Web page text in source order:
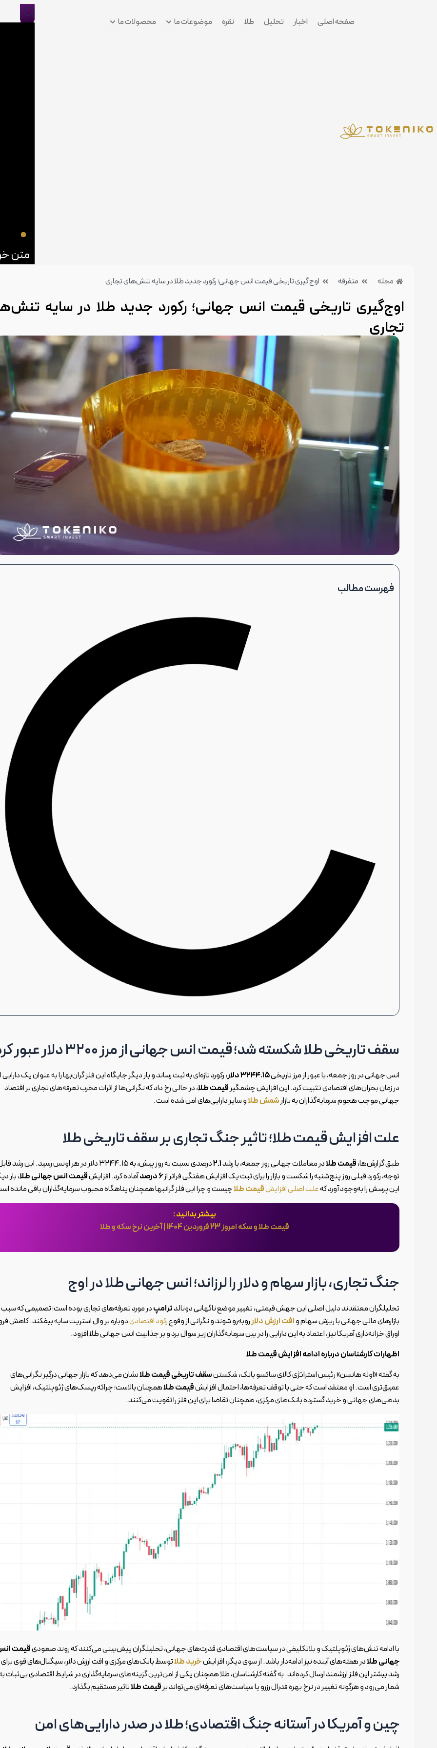
صفحه اصلی اخبار تحلیل طلا نقره موضوعات ما Open موضوعات مامحصولات ما Open محصولات ما
ورود/
مجله متفرقه اوج‌گیری تاریخی قیمت انس جهانی؛ رکورد جدید طلا در سایه تنش‌های تجاری
اوج‌گیری تاریخی قیمت انس جهانی؛ رکورد جدید طلا در سایه
تجاری
20 خرداد 1404 بدون دیدگاه دسته بندی:متفرقه
فهرست مطالب
سقف تاریخی طلا شکسته شد؛ قیمت انس جهانی از مرز ۳۲۰۰ دلار عبور کرد!
انس جهانی در روز جمعه، با عبور از مرز تاریخی۳۲۴۴.۱۵دلار، رکورد تازه‌ای به ثبت رساند و بار دیگر جایگاه این فلز گران‌بها را به عنوان یک
در زمان بحران‌های اقتصادی تثبیت کرد. این افزایش چشمگیرقیمت طلا، در حالی رخ داد که نگرانی‌ها از اثرات مخرب تعرفه‌های تجاری بر اقتصاد
جهانی موجب هجوم سرمایه‌گذاران به بازارشمش طلاو سایر دارایی‌های امن شده است.
علت افزایش قیمت طلا؛ تاثیر جنگ تجاری بر سقف تاریخی طلا
طبق گزارش‌ها،قیمت طلادر معاملات جهانی روز جمعه، با رشد۲.۱
درصدی نسبت به روز پیش، به ۳۲۴۴.۱۵ دلار در هر اونس رسید. این رشد
توجه، رکورد قبلی روز پنج‌شنبه را شکست و بازار را برای ثبت یک افزایش هفتگی فراتر از۶ درصد آماده کرد. افزایشقیمت انس جهانی طلا، بار
این پرسش را به‌وجود آورد کهعلت اصلی افزایشقیمت طلاچیست و چرا این فلز گرانبها همچنان پناهگاه محبوب سرمایه‌گذاران باقی مانده
بیشتر بدانید :
قیمت طلا و سکه امروز 23 فروردین 1404 | آخرین نرخ سکه و طلا
جنگ تجاری، بازار سهام و دلار را لرزاند؛ انس جهانی طلا در اوج
تحلیلگران معتقدند دلیل اصلی این جهش قیمتی، تغییر موضع ناگهانی دونالدترامپدر مورد تعرفه‌های تجاری بوده است؛ تصمیمی که
بازارهای مالی جهانی با ریزش سهام وافت ارزش دلارروبه‌رو شوند و نگرانی از وقوعرکود اقتصادیدوباره بر وال استریت سایه بیفکند. کاهش
اوراق خزانه‌داری آمریکا نیز، اعتماد به این دارایی را در بین سرمایه‌گذاران زیر سوال برد و بر جذابیت انس جهانی طلا افزود.
اظهارات کارشناسان درباره ادامه افزایش قیمت طلا
به گفته «اوله هانسن» رئیس استراتژی کالای ساکسو بانک، شکستنسقف تاریخی قیمت طلانشان می‌دهد که بازار جهانی درگیر نگرانی‌های
عمیق‌تری است. او معتقد است که حتی با توقف تعرفه‌ها، احتمال افزایشقیمت طلاهمچنان بالاست؛ چراکه ریسک‌های ژئوپلتیک، افزایش
بدهی‌های جهانی و خرید گسترده بانک‌های مرکزی، همچنان تقاضا برای این فلز را تقویت می‌کنند.
با ادامه تنش‌های ژئوپلتیک و بلاتکلیفی در سیاست‌های اقتصادی قدرت‌های جهانی، تحلیلگران پیش‌بینی می‌کنند که روند صعودیقیمت
جهانی طلادر هفته‌های آینده نیز ادامه‌دار باشد. از سوی دیگر، افزایشخرید طلاتوسط بانک‌های مرکزی و افت ارزش دلار، سیگنال‌های قوی برای
رشد بیشتر این فلز ارزشمند ارسال کرده‌اند. به گفته کارشناسان، طلا همچنان یکی از امن‌ترین گزینه‌های سرمایه‌گذاری در شرایط اقتصادی بی‌ثبات
شمار می‌رود و هرگونه تغییر در نرخ بهره فدرال رزرو یا سیاست‌های تعرفه‌ای می‌تواند برقیمت طلاتاثیر مستقیم بگذارد.
چین و آمریکا در آستانه جنگ اقتصادی؛ طلا در صدر دارایی‌های امن